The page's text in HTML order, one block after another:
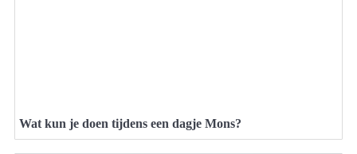
Wat kun je doen tijdens een dagje Mons?